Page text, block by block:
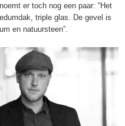
er toch nog een paar: “Het
triple glas. De gevel is
en natuursteen”.